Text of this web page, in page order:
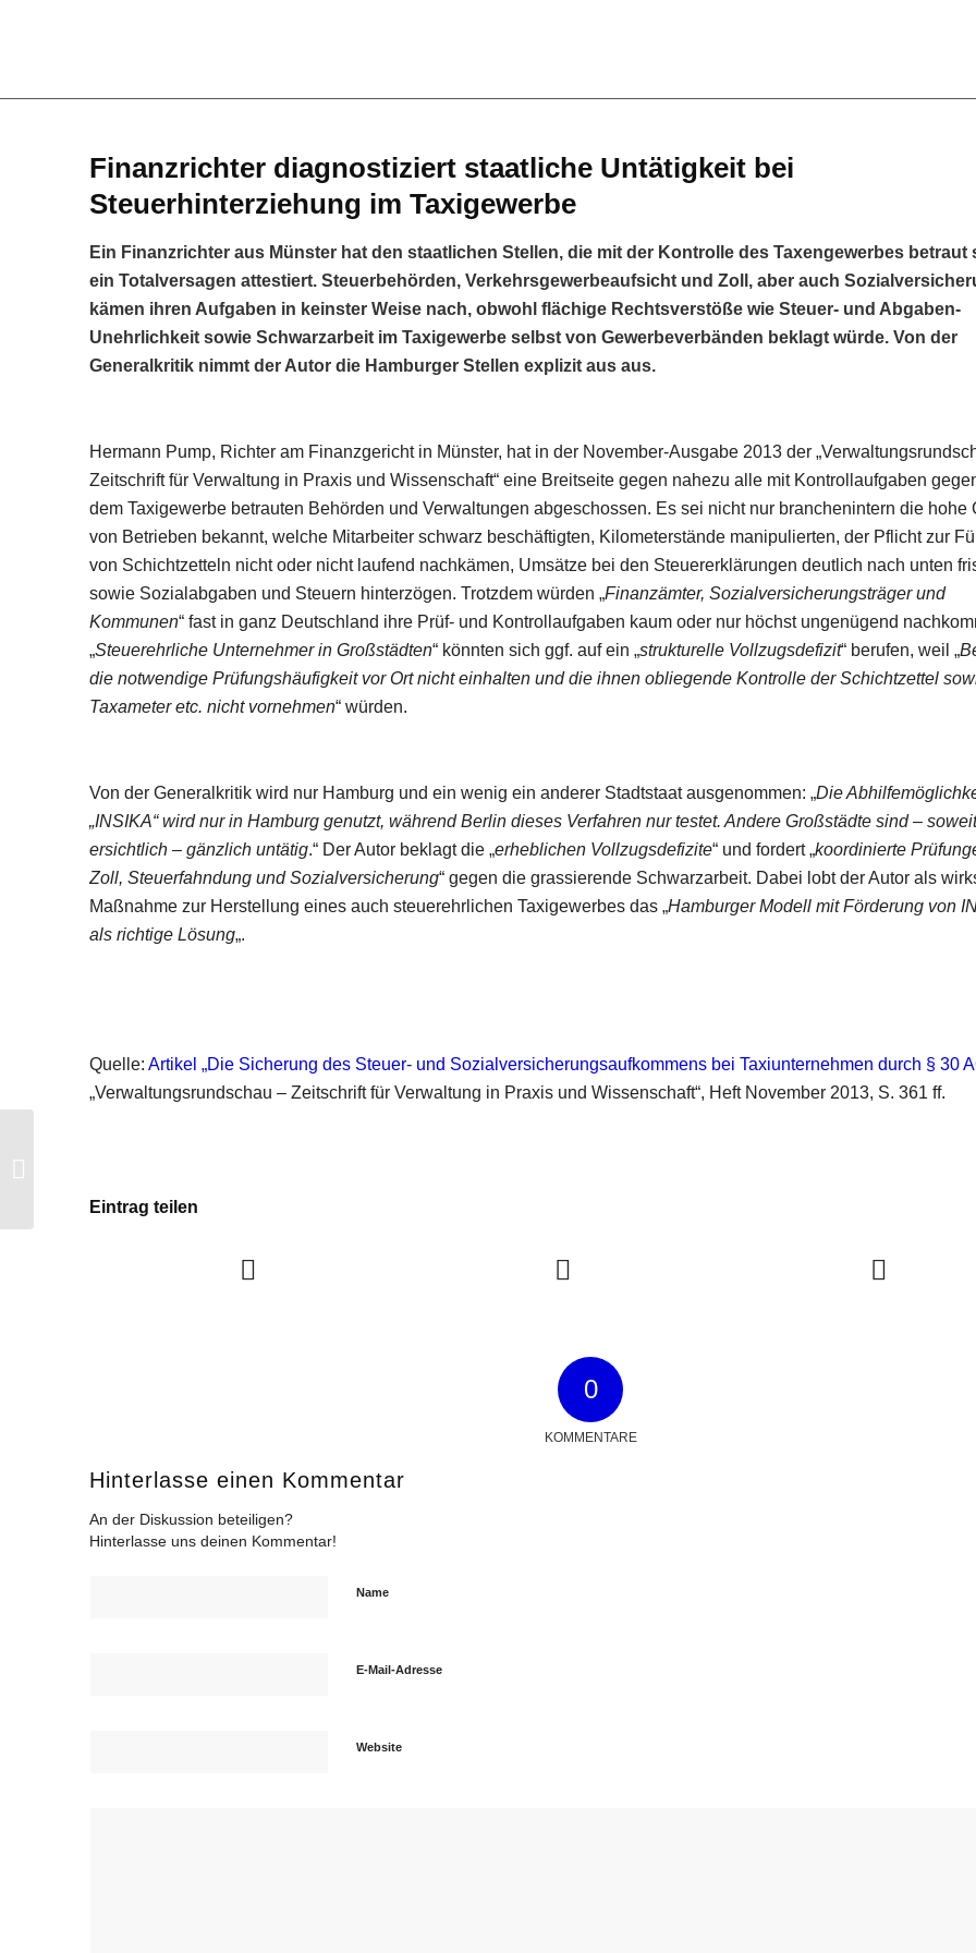
Finanzrichter diagnostiziert staatliche Untätigkeit bei
Steuerhinterziehung im Taxigewerbe
Ein Finanzrichter aus Münster hat den staatlichen Stellen, die mit der Kontrolle des Taxengewerbes betraut
ein Totalversagen attestiert. Steuerbehörden, Verkehrsgewerbeaufsicht und Zoll, aber auch
kämen ihren Aufgaben in keinster Weise nach, obwohl flächige Rechtsverstöße wie Steuer- und Abgaben-
Unehrlichkeit sowie Schwarzarbeit im Taxigewerbe selbst von Gewerbeverbänden beklagt würde. Von der
Generalkritik nimmt der Autor die Hamburger Stellen explizit aus aus.
Hermann Pump, Richter am Finanzgericht in Münster, hat in der November-Ausgabe 2013 der
Zeitschrift für Verwaltung in Praxis und Wissenschaft“ eine Breitseite gegen nahezu alle mit Kontrollaufgaben
dem Taxigewerbe betrauten Behörden und Verwaltungen abgeschossen. Es sei nicht nur branchenintern die hohe
von Betrieben bekannt, welche Mitarbeiter schwarz beschäftigten, Kilometerstände manipulierten, der Pflicht zur
von Schichtzetteln nicht oder nicht laufend nachkämen, Umsätze bei den Steuererklärungen deutlich nach unten
sowie Sozialabgaben und Steuern hinterzögen. Trotzdem würden „Finanzämter, Sozialversicherungsträger und
Kommunen“ fast in ganz Deutschland ihre Prüf- und Kontrollaufgaben kaum oder nur höchst ungenügend
„Steuerehrliche Unternehmer in Großstädten“ könnten sich ggf. auf ein „strukturelle Vollzugsdefizit“ berufen, weil „
die notwendige Prüfungshäufigkeit vor Ort nicht einhalten und die ihnen obliegende Kontrolle der Schichtzettel
Taxameter etc. nicht vornehmen“ würden.
Von der Generalkritik wird nur Hamburg und ein wenig ein anderer Stadtstaat ausgenommen: „Die
„INSIKA“ wird nur in Hamburg genutzt, während Berlin dieses Verfahren nur testet. Andere Großstädte sind – soweit
ersichtlich – gänzlich untätig.“ Der Autor beklagt die „erheblichen Vollzugsdefizite“ und fordert „koordinierte
Zoll, Steuerfahndung und Sozialversicherung“ gegen die grassierende Schwarzarbeit. Dabei lobt der Autor als
Maßnahme zur Herstellung eines auch steuerehrlichen Taxigewerbes das „Hamburger Modell mit Förderung von
als richtige Lösung„.
Quelle: Artikel „Die Sicherung des Steuer- und Sozialversicherungsaufkommens bei Taxiunternehmen durch § 30
„Verwaltungsrundschau – Zeitschrift für Verwaltung in Praxis und Wissenschaft“, Heft November 2013, S. 361 ff.
Eintrag teilen
0
KOMMENTARE
Hinterlasse einen Kommentar
An der Diskussion beteiligen?
Hinterlasse uns deinen Kommentar!
Name
E-Mail-Adresse
Website